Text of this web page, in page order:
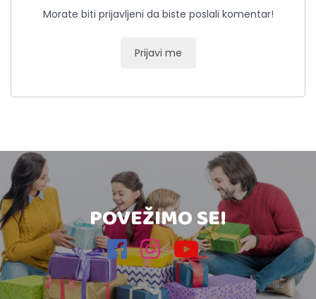
Morate biti prijavljeni da biste poslali komentar!
Prijavi me
POVEŽIMO SE!